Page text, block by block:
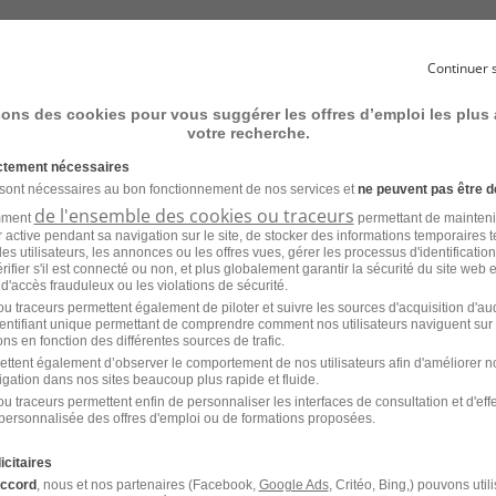
mois de salaire),
toute confidentialité.
comptable implanté régionalement recherche
un poste de responsable de dossiers à terme. Le poste
de 41 personnes (le plus important et le plus historique
moins d'une trentaine sont en expertise comptable, le
humaine et la proximité avec les associés.
Continuer
des cookies pour vous suggérer les offres d’emploi les plus
votre recherche.
nécessaires
nécessaires au bon fonctionnement de nos services etne peuvent pas être
de l'ensemble des cookies ou traceurs permettant de
active pendant sa navigation sur le site, de stocker des informations temporaires
utilisateurs, les annonces ou les offres vues, gérer les processus
s'il est connecté ou non, et plus globalement garantir la sécurité du site web
d'accès frauduleux ou les violations de sécurité.
traceurs permettent également de piloter et suivre les sources d'acquisition
unique permettant de comprendre comment nos utilisateurs naviguent sur
en fonction des différentes sources de trafic.
également d’observer le comportement de nos utilisateurs afin d'améliorer
dans nos sites beaucoup plus rapide et fluide.
traceurs permettent enfin de personnaliser les interfaces de consultation et
des offres d'emploi ou de formations proposées.
, nous et nos partenaires (Facebook, Google Ads, Critéo, Bing,) pouvons